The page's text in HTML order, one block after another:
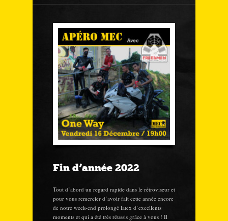
Fin d’année 2022
Tout d’abord un regard rapide dans le rétroviseur et
pour vous remercier d’avoir fait cette année encore
de notre week-end prolongé latex d’excellents
moments et qui a été très réussis grâce à vous ! Il